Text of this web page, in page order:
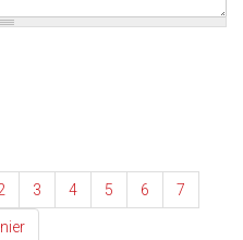
3 4 5 6 7